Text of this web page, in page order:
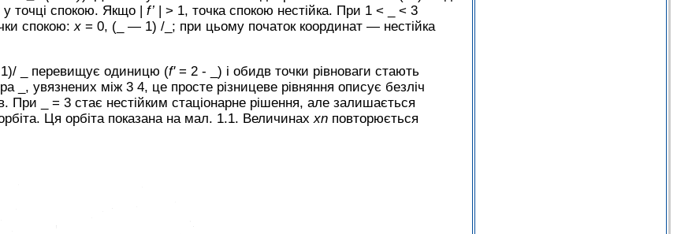
точці спокою. Якщо | f’ | > 1, точка спокою нестійка. При 1 < _ < 3
спокою:х = 0, (_ — 1) /_; при цьому початок координат — нестійка
_ перевищує одиницю (f'= 2 - _) і обидв точки рівноваги стають
_, увязнених між 3 4, це просте різницеве рівняння описує безліч
При _ = 3 стає нестійким стаціонарне рішення, але залишається
Ця орбіта показана на мал. 1.1. Величинахxn повторюється